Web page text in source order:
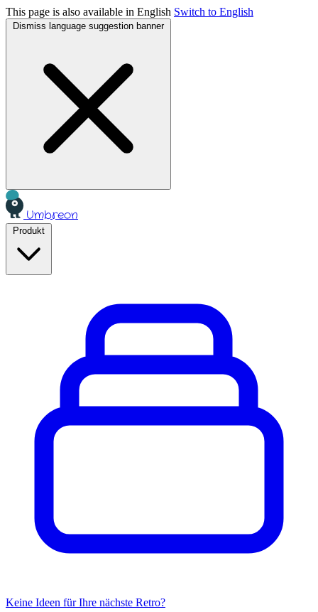
This page is also available in English Switch to English
Dismiss language suggestion banner
Umbreon
Keine Ideen für Ihre nächste Retro?